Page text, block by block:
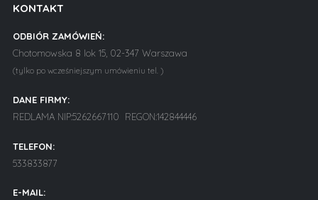
KONTAKT
ODBIÓR ZAMÓWIEŃ:
Chotomowska 8 lok 15, 02-347 Warszawa
(tylko po wcześniejszym umówieniu tel. )
DANE FIRMY:
REDLAMA NIP:5262667110 REGON:142844446
TELEFON:
533833877
E-MAIL: